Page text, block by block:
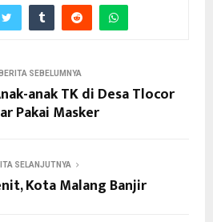
BERITA SEBELUMNYA
anak TK di Desa Tlocor
Pakai Masker
SELANJUTNYA
Kota Malang Banjir